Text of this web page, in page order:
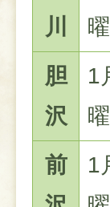
川
胆
沢
1
前
1